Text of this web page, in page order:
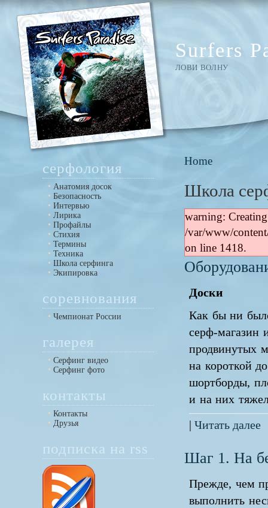
Surfers
ЛОВИ ВОЛНУ
серфология
Анатомия досок
Безопасность
Интервью
Лирика
Профайлы
Стихия
Термины
Техника
Школа серфинга
Экипировка
соревнования
Чемпионат России
галерея
Серфинг видео
Серфинг фото
контакты
Контакты
Друзья
подписка на rss
Home
Школа
warning:
/var/www/
on line 1418.
Доски
Как бы ни
серф-магазин
продвинутых
на короткой
шортборды,
и на них
|Читать далее
Шаг 1. На
Прежде, чем
выполнить